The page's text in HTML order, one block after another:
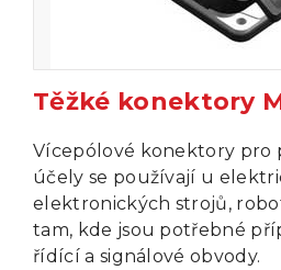
Těžké konektory
Vícepólové konektory pro
účely se používají u
elektronických strojů,
tam, kde jsou potřebné
řídící a signálové obvody.